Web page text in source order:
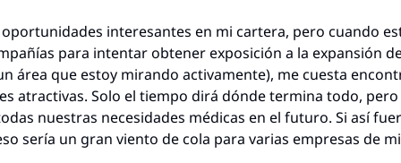
oportunidades interesantes en mi cartera, pero cuando
para intentar obtener exposición a la expansión
área que estoy mirando activamente), me cuesta
atractivas. Solo el tiempo dirá dónde termina todo, pero
nuestras necesidades médicas en el futuro. Si así
sería un gran viento de cola para varias empresas de